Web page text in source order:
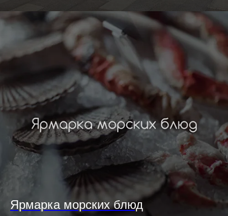
Ярмарка морских блюд